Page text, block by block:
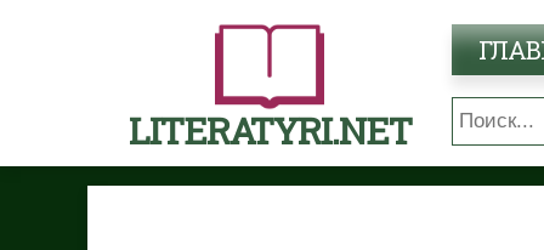
LITERATYRI.NET